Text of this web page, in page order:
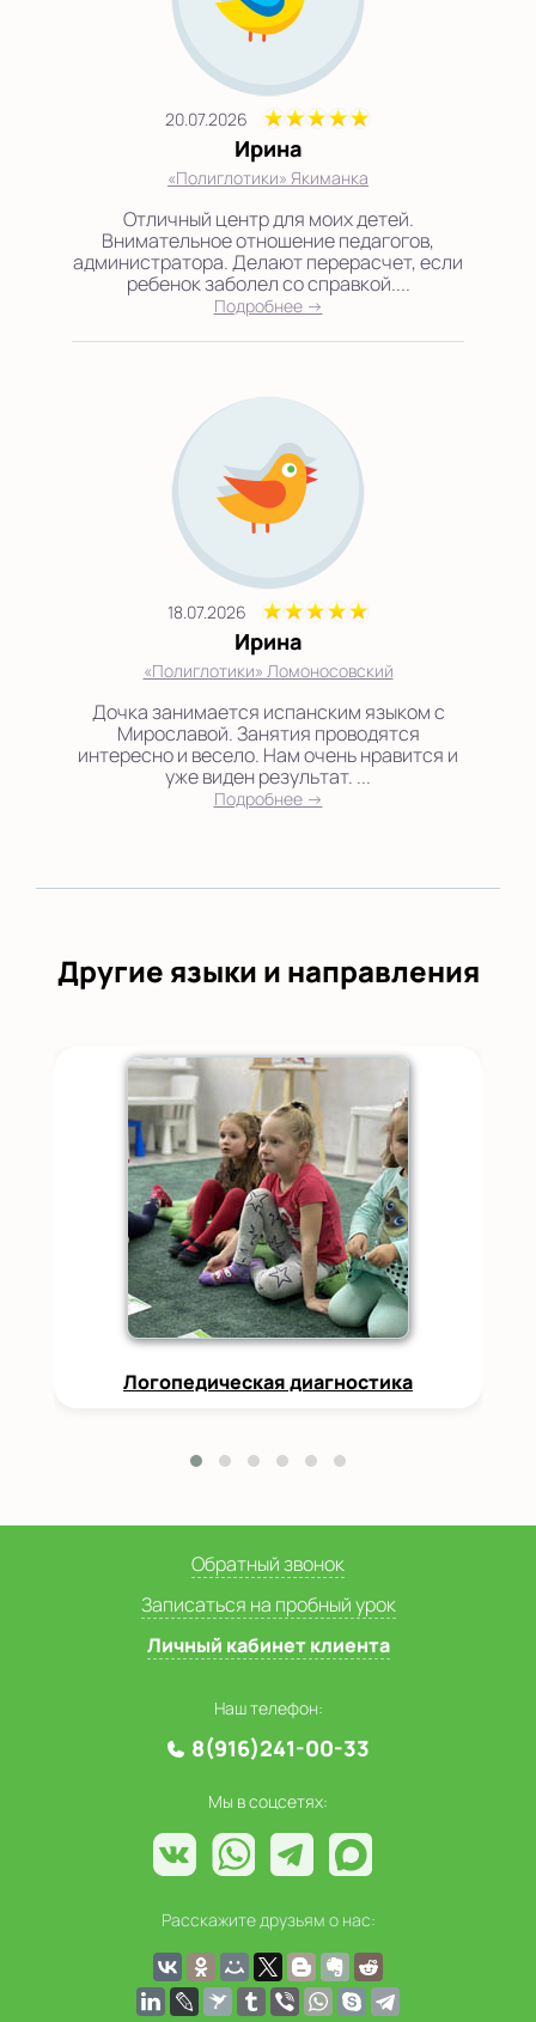
20.07.2026
Ирина
«Полиглотики» Якиманка
Отличный центр для моих детей.
Внимательное отношение педагогов,
администратора. Делают перерасчет, если
ребенок заболел со справкой....
Подробнее →
18.07.2026
Ирина
«Полиглотики» Ломоносовский
Дочка занимается испанским языком с
Мирославой. Занятия проводятся
интересно и весело. Нам очень нравится и
уже виден результат. ...
Подробнее →
Другие языки и направления
Логопедическая диагностика
Обратный звонок
Записаться на пробный урок
Личный кабинет клиента
Наш телефон:
8(916)241-00-33
Мы в соцсетях:
Расскажите друзьям о нас: